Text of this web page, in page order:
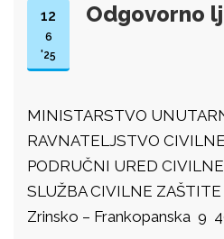
12
6
'25
Odgovorno
MINISTARSTVO
RAVNATELJSTVO
PODRUČNI URED
SLUŽBA CIVILNE ZAŠTITE
Zrinsko – Frankopanska 9